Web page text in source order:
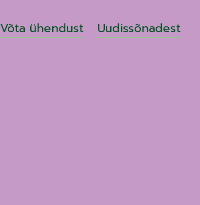
Võta ühendust Uudissõnadest